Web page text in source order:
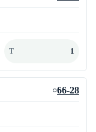
T 1
○66-28